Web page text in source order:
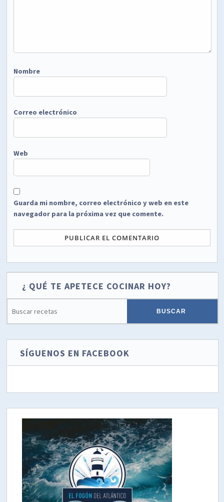
Nombre
Correo electrónico
Web
Guarda mi nombre, correo electrónico y web en este
navegador para la próxima vez que comente.
¿ QUÉ TE APETECE COCINAR HOY?
SÍGUENOS EN FACEBOOK